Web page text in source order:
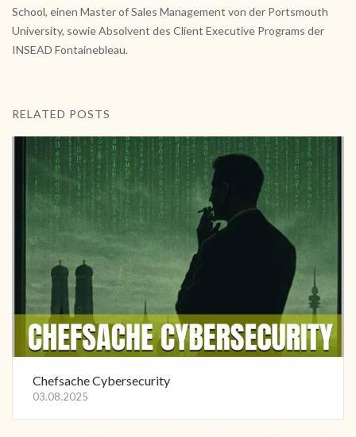
School, einen Master of Sales Management von der Portsmouth
University, sowie Absolvent des Client Executive Programs der
INSEAD Fontainebleau.
RELATED POSTS
Chefsache Cybersecurity
03.08.2025